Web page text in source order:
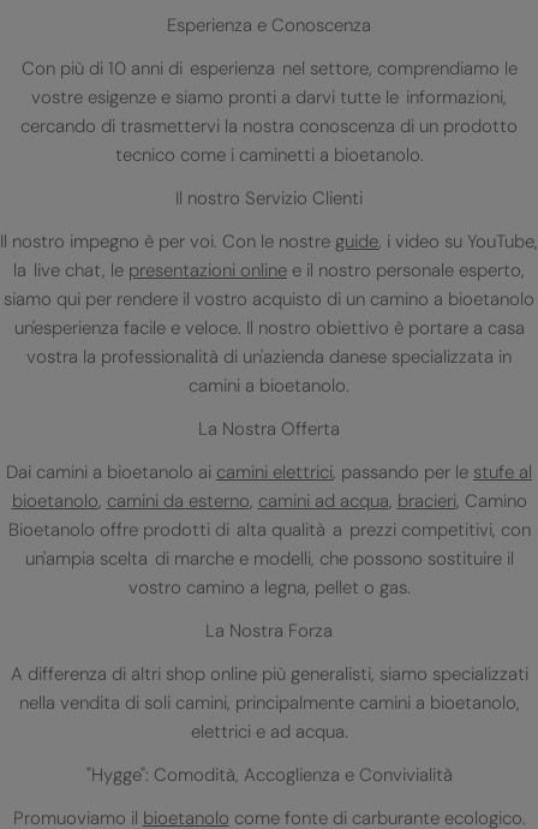
Esperienza e Conoscenza
Con più di 10 anni di esperienza nel settore, comprendiamo le
vostre esigenze e siamo pronti a darvi tutte le informazioni,
cercando di trasmettervi la nostra conoscenza di un prodotto
tecnico come i caminetti a bioetanolo.
Il nostro Servizio Clienti
Il nostro impegno è per voi. Con le nostre guide, i video su YouTube,
la live chat, le presentazioni online e il nostro personale esperto,
siamo qui per rendere il vostro acquisto di un camino a bioetanolo
un'esperienza facile e veloce. Il nostro obiettivo è portare a casa
vostra la professionalità di un'azienda danese specializzata in
camini a bioetanolo.
La Nostra Offerta
Dai camini a bioetanolo ai camini elettrici, passando per le stufe al
bioetanolo, camini da esterno, camini ad acqua, bracieri, Camino
Bioetanolo offre prodotti di alta qualità a prezzi competitivi, con
un'ampia scelta di marche e modelli, che possono sostituire il
vostro camino a legna, pellet o gas.
La Nostra Forza
A differenza di altri shop online più generalisti, siamo specializzati
nella vendita di soli camini, principalmente camini a bioetanolo,
elettrici e ad acqua.
"Hygge": Comodità, Accoglienza e Convivialità
Promuoviamo il bioetanolo come fonte di carburante ecologico.